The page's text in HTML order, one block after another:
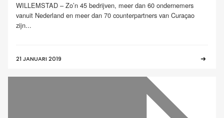
WILLEMSTAD – Zo’n 45 bedrijven, meer dan 60 ondernemers
vanuit Nederland en meer dan 70 counterpartners van Curaçao
zijn...
21 JANUARI 2019